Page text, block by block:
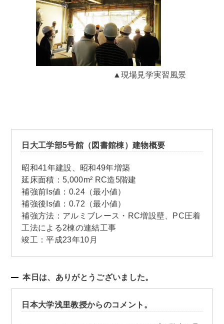
▲現場見学実習風景
日大工学部5号館（図書館棟）建物概要
昭和41年建設、昭和49年増築
延床面積：5,000m² RC造5階建
補強前Is値：0.24（最小値）
補強後Is値：0.72（最小値）
補強方法：アルミブレース・RC増設壁、PC圧着
工法による2棟の連結工事
竣工：平成23年10月
本日は、ありがとうございました。
日本大学浅里教授からのコメント。